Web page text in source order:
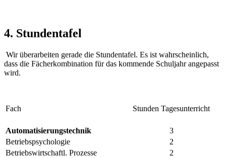
4. Stundentafel
Wir überarbeiten gerade die Stundentafel. Es ist wahrscheinlich,
dass die Fächerkombination für das kommende Schuljahr angepasst
wird.
Fach Stunden Tagesunterricht
Automatisierungstechnik
3
Betriebspsychologie
2
Betriebswirtschaftl. Prozesse
2